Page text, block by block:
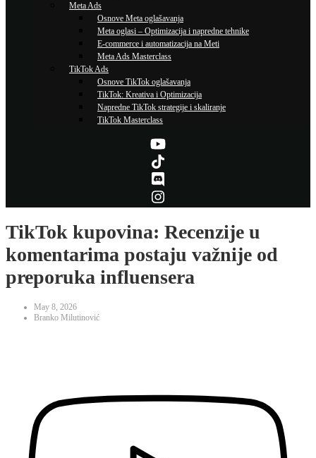
Meta Ads
Osnove Meta oglašavanja
Meta oglasi – Optimizacija i napredne tehnike
E-commerce i automatizacija na Meti
Meta Ads Masterclass
TikTok Ads
Osnove TikTok oglašavanja
TikTok: Kreativa i Optimizacija
Napredne TikTok strategije i skaliranje
TikTok Masterclass
TikTok kupovina: Recenzije u
komentarima postaju važnije od
preporuka influensera
May 8, 2026
Branko Milutinović